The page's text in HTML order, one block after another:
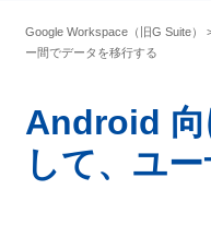
一
ア
Google
Workspace
Google Workspace（旧G Suite）
ー間でデータを移行する
Android 向
して、ユ